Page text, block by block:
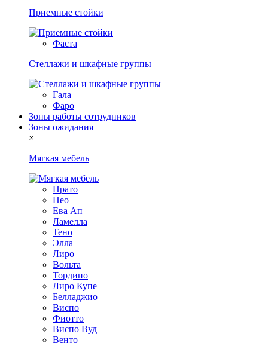
Приемные стойки
Фаста
Стеллажи и шкафные группы
Гала
Фаро
Зоны работы сотрудников
Зоны ожидания
×
Мягкая мебель
Прато
Нео
Ева Ап
Ламелла
Тено
Элла
Лиро
Вольта
Тордино
Лиро Купе
Белладжио
Виспо
Фиотто
Виспо Вуд
Венто